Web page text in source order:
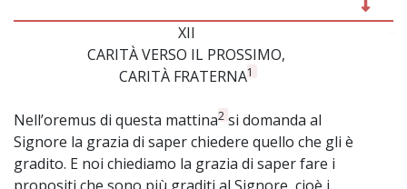
XII
CARITÀ VERSO IL PROSSIMO,
CARITÀ FRATERNA1
Nell’oremus di questa mattina2 si domanda al
Signore la grazia di saper chiedere quello che gli è
gradito. E noi chiediamo la grazia di saper fare i